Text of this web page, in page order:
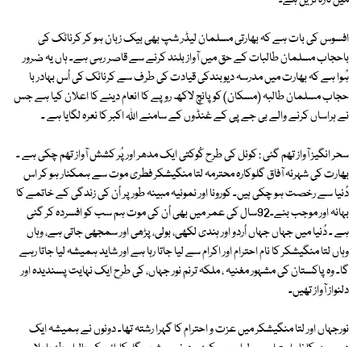
افسوس کی بات ہے کہ بھارتی مسلمان لیڈر شپ بھی بیک زبان ہو کر کرناٹک کی
باحجاب مسلمان طالبات کے حق میں آواز بلند کرنے سے قاصر رہی ہے۔ ہاں یہ ضرور
ہُوا ہے کہ بھارت میں مدرسہ دیوبندکی قیادت کی طرف سے کرناٹک کی اُس بہادر با
حجاب مسلمان طالبہ (مسکان) کو پانچ لاکھ روپے کا انعام دینے کا اعلان کیا ہے جس
نے ہراساں کرنے والے بی جے پی کے غنڈوں کے سامنے اللہ اکبر کا نعرہ لگایا ہے ۔
سحر انگیز آواز تھم گئی : کوئل کی طرح کُوکتی ایک مدھر اور پُر کشش آواز تھم چکی ہے ۔
بھارت کی شہرئہ آفاق گلوکارہ محترمہ لتا منگیشکر فطری موت سے ہمکنار ہو کر اس
دُنیا سے رخصت ہو چکی ہیں۔ کورونا اور نمونیہ مبینہ طور پر اُن کی زندگی کے خاتمے کا
بہانہ اور موجب بنے۔92سال کی عمر میں بھی اُن کی موت ہم سب کو افسردہ کر گئی
ہے ۔ دُنیا میں جہاں جہاں اُردو اور ہندی لکھی، بولی، پڑھی اور سمجھی جاتی ہے، وہاں
وہاں لتا منگیشکر کا نام احترام اور اکرام سے لیا جاتا رہا ہے اور شاید ہمیشہ لیا جاتا رہے
گا۔ وہ پاکستان کی مشہور مغنیہ ، ملکہ ترنم نور جہاں، کی طرح ایک نہایت پسندیدہ اور
دلنواز آواز تھیں۔
نورجہاں اور لتا منگیشکر میں عزت و احترام کا گہرا رشتہ تھا۔ دونوں نے ہمیشہ ایک